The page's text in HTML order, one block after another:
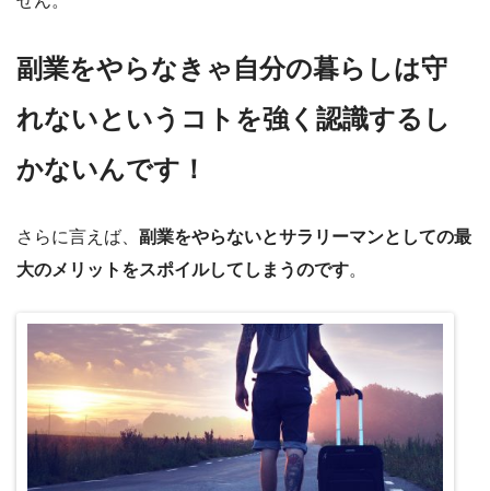
副業をやらなきゃ自分の暮らしは守
れないというコトを強く認識するし
かないんです！
さらに言えば、 副業をやらないとサラリーマンとしての最
大のメリットをスポイルしてしまうのです。